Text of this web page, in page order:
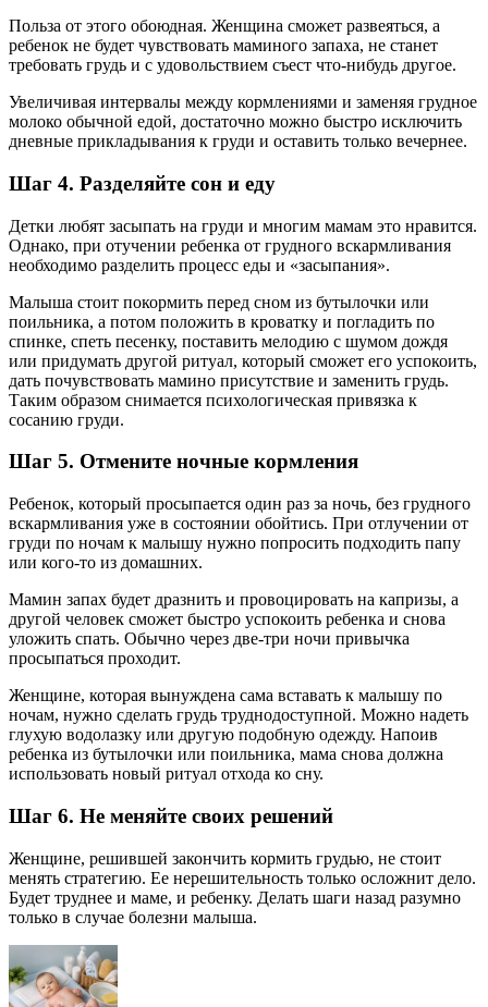
Польза от этого обоюдная. Женщина сможет развеяться, а
ребенок не будет чувствовать маминого запаха, не станет
требовать грудь и с удовольствием съест что-нибудь другое.
Увеличивая интервалы между кормлениями и заменяя грудное
молоко обычной едой, достаточно можно быстро исключить
дневные прикладывания к груди и оставить только вечернее.
Шаг 4. Разделяйте сон и еду
Детки любят засыпать на груди и многим мамам это нравится.
Однако, при отучении ребенка от грудного вскармливания
необходимо разделить процесс еды и «засыпания».
Малыша стоит покормить перед сном из бутылочки или
поильника, а потом положить в кроватку и погладить по
спинке, спеть песенку, поставить мелодию с шумом дождя
или придумать другой ритуал, который сможет его успокоить,
дать почувствовать мамино присутствие и заменить грудь.
Таким образом снимается психологическая привязка к
сосанию груди.
Шаг 5. Отмените ночные кормления
Ребенок, который просыпается один раз за ночь, без грудного
вскармливания уже в состоянии обойтись. При отлучении от
груди по ночам к малышу нужно попросить подходить папу
или кого-то из домашних.
Мамин запах будет дразнить и провоцировать на капризы, а
другой человек сможет быстро успокоить ребенка и снова
уложить спать. Обычно через две-три ночи привычка
просыпаться проходит.
Женщине, которая вынуждена сама вставать к малышу по
ночам, нужно сделать грудь труднодоступной. Можно надеть
глухую водолазку или другую подобную одежду. Напоив
ребенка из бутылочки или поильника, мама снова должна
использовать новый ритуал отхода ко сну.
Шаг 6. Не меняйте своих решений
Женщине, решившей закончить кормить грудью, не стоит
менять стратегию. Ее нерешительность только осложнит дело.
Будет труднее и маме, и ребенку. Делать шаги назад разумно
только в случае болезни малыша.